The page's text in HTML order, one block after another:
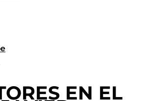
EN EL